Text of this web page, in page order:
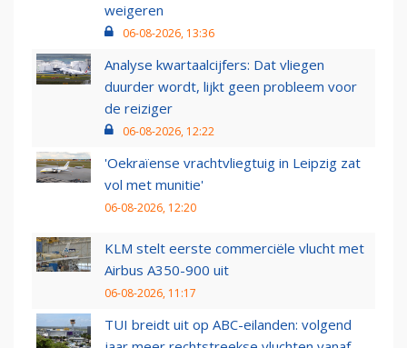
weigeren
06-08-2026, 13:36
Analyse kwartaalcijfers: Dat vliegen
duurder wordt, lijkt geen probleem voor
de reiziger
06-08-2026, 12:22
'Oekraïense vrachtvliegtuig in Leipzig zat
vol met munitie'
06-08-2026, 12:20
KLM stelt eerste commerciële vlucht met
Airbus A350-900 uit
06-08-2026, 11:17
TUI breidt uit op ABC-eilanden: volgend